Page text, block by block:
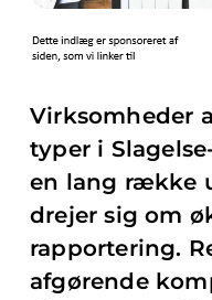
Virksomheder
typer i
en lang række
drejer sig om
rapportering.
afgørende